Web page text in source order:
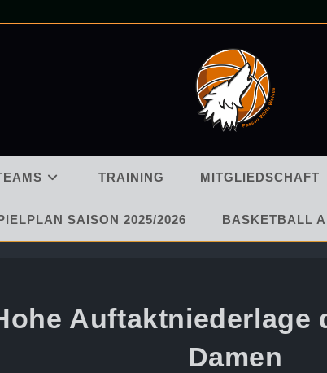
TRAINING MITGLIEDSCHAFT
SAISON 2025/2026 BASKETBALL
Auftaktniederlage
Damen